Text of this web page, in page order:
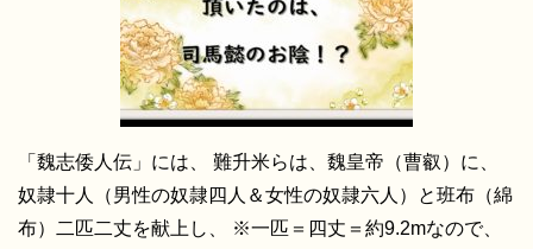
「魏志倭人伝」には、 難升米らは、魏皇帝（曹叡）に、
奴隷十人（男性の奴隷四人＆女性の奴隷六人）と班布（綿
布）二匹二丈を献上し、 ※一匹＝四丈＝約9.2mなので、